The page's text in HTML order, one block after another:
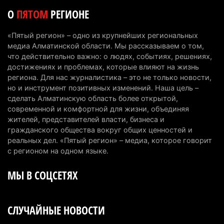
директора по коммуникациям
4 августа 2026 г. 20:22 93
Партия «Әділет» предложила превратить
университеты в центры технологий и новых
рабочих мест
4 августа 2026 г. 15:11
В Алматинской области назначили нового
председателя административного суда
В Алматинской области второй день не могут
4 августа 2026 г. 13:02
ОПЯТОМ РЕГИОНЕ
«Пятый регион» – одно из крупнейших региональных
медиа Алматинской области. Мы рассказываем о том,
что действительно важно: о людях, событиях, решениях,
достижениях и проблемах, которые влияют на жизнь
региона. Для нас журналистика – это не только новости,
но и инструмент позитивных изменений. Наша цель –
сделать Алматинскую область более открытой,
современной и комфортной для жизни, объединяя
жителей, представителей власти, бизнеса и
гражданского общества вокруг общих ценностей и
реальных дел. «Пятый регион» – медиа, которое говорит
с регионом на одном языке.
МЫ В СОЦСЕТЯХ
СЛУЧАЙНЫЕ НОВОСТИ